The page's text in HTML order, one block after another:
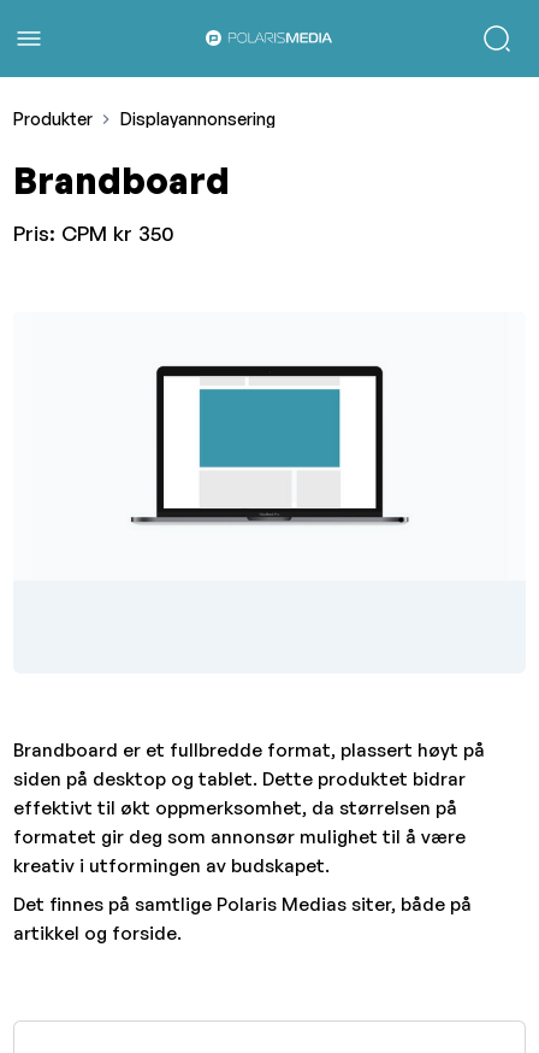
Produkter Displayannonsering
Brandboard
Pris: CPM kr 350
Brandboard er et fullbredde format, plassert høyt på
siden på desktop og tablet. Dette produktet bidrar
effektivt til økt oppmerksomhet, da størrelsen på
formatet gir deg som annonsør mulighet til å være
kreativ i utformingen av budskapet.
Det finnes på samtlige Polaris Medias siter, både på
artikkel og forside.